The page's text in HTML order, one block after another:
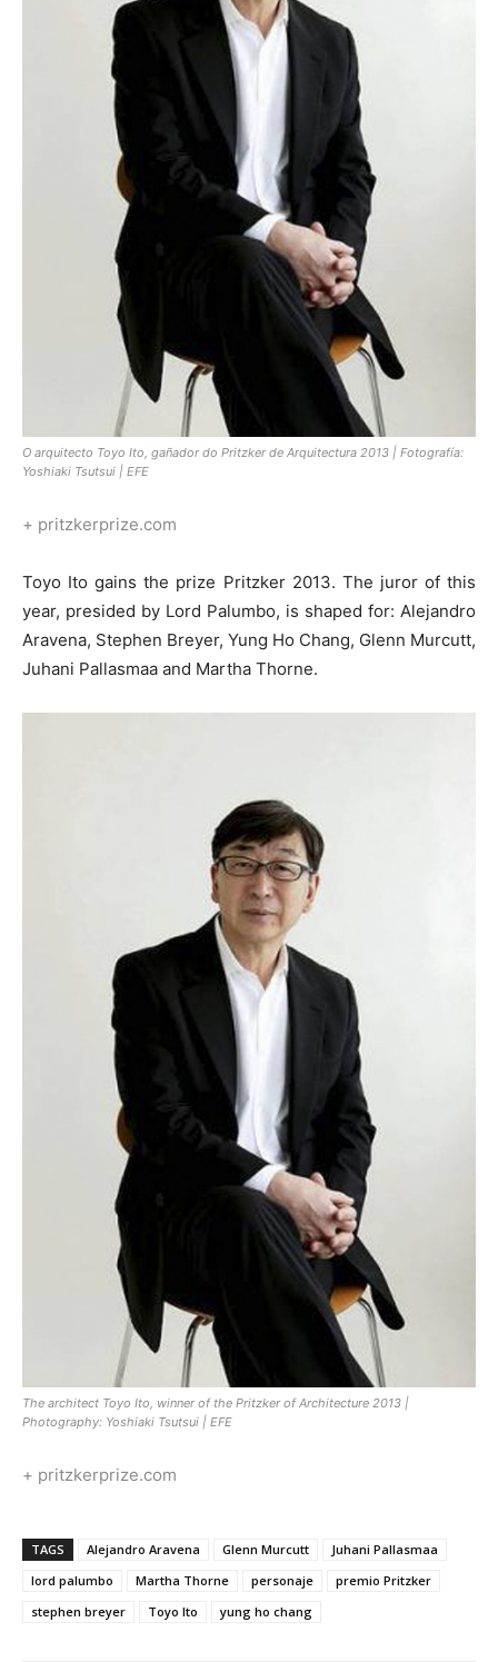
O arquitecto Toyo Ito, gañador do Pritzker de Arquitectura 2013 | Fotografía:
Yoshiaki Tsutsui | EFE
+ pritzkerprize.com
Toyo Ito gains the prize Pritzker 2013. The juror of this
year, presided by Lord Palumbo, is shaped for: Alejandro
Aravena, Stephen Breyer, Yung Ho Chang, Glenn Murcutt,
Juhani Pallasmaa and Martha Thorne.
The architect Toyo Ito, winner of the Pritzker of Architecture 2013 |
Photography: Yoshiaki Tsutsui | EFE
+ pritzkerprize.com
TAGS Alejandro Aravena Glenn Murcutt
Juhani Pallasmaa
lord palumbo
Martha Thorne personaje
premio Pritzker
stephen breyer
Toyo Ito yung ho chang